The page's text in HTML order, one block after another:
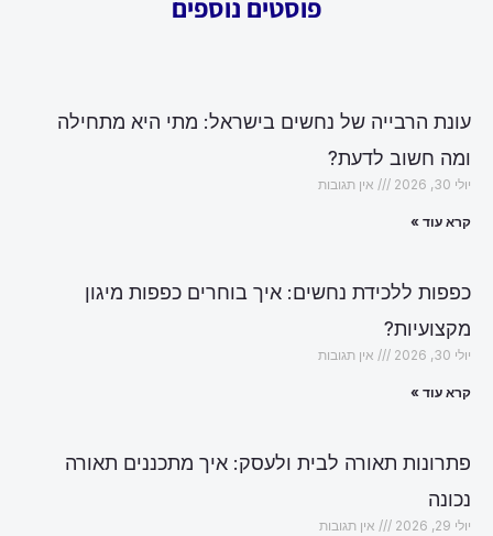
פוסטים נוספים
עונת הרבייה של נחשים בישראל: מתי היא מתחילה
ומה חשוב לדעת?
יולי 30, 2026 אין תגובות
קרא עוד »
כפפות ללכידת נחשים: איך בוחרים כפפות מיגון
מקצועיות?
יולי 30, 2026 אין תגובות
קרא עוד »
פתרונות תאורה לבית ולעסק: איך מתכננים תאורה
נכונה
יולי 29, 2026 אין תגובות